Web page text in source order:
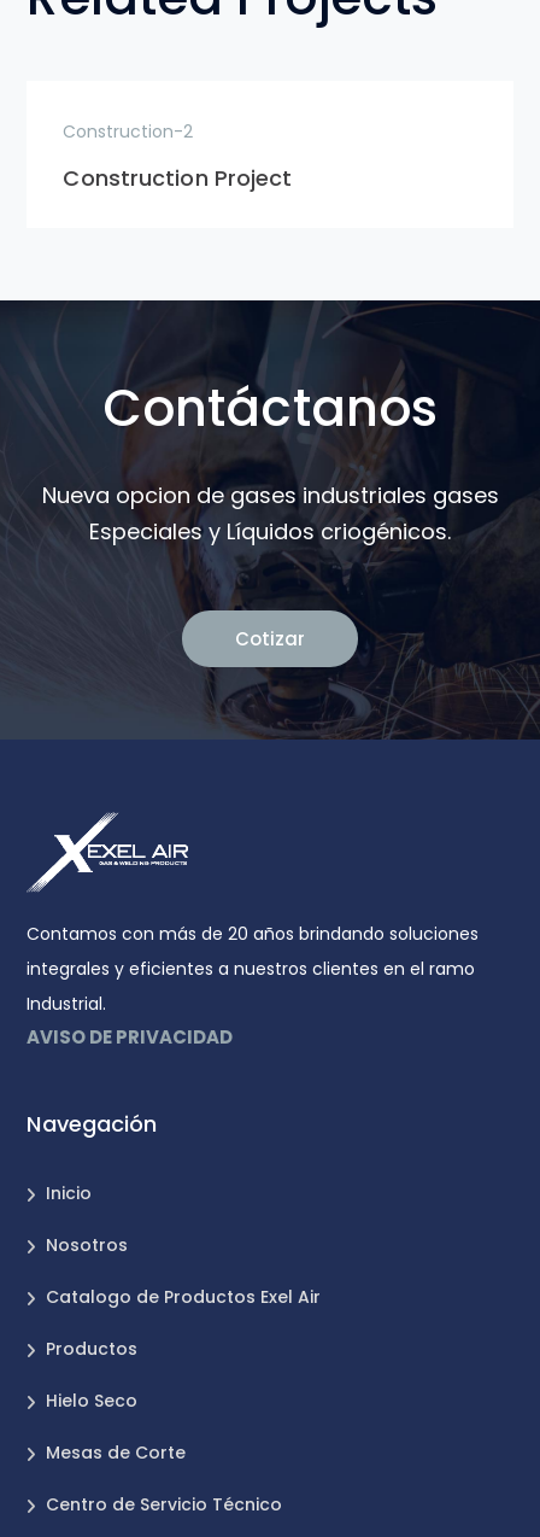
Construction-2
Construction Project
Contáctanos
Nueva opcion de gases industriales gases
Especiales y Líquidos criogénicos.
Cotizar
Contamos con más de 20 años brindando soluciones
integrales y eficientes a nuestros clientes en el ramo
Industrial.
AVISO DE PRIVACIDAD
Navegación
Inicio
Nosotros
Catalogo de Productos Exel Air
Productos
Hielo Seco
Mesas de Corte
Centro de Servicio Técnico